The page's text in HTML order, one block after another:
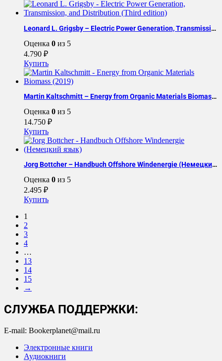
Leonard L. Grigsby – Electric Power Generation, Transmission, and Distribution (Third edition)
Оценка 0 из 5
4.790 ₽
Купить
Martin Kaltschmitt – Energy from Organic Materials Biomass (2019)
Оценка 0 из 5
14.750 ₽
Купить
Jorg Bottcher – Handbuch Offshore Windenergie (Немецкий язык)
Оценка 0 из 5
2.495 ₽
Купить
1
2
3
4
…
13
14
15
→
СЛУЖБА ПОДДЕРЖКИ:
E-mail: Bookerplanet@mail.ru
Электронные книги
Аудиокниги